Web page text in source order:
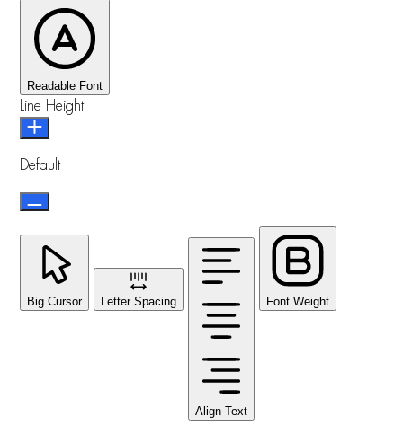
Readable Font
Line Height
Default
Big Cursor Letter Spacing
Align Text
Font Weight